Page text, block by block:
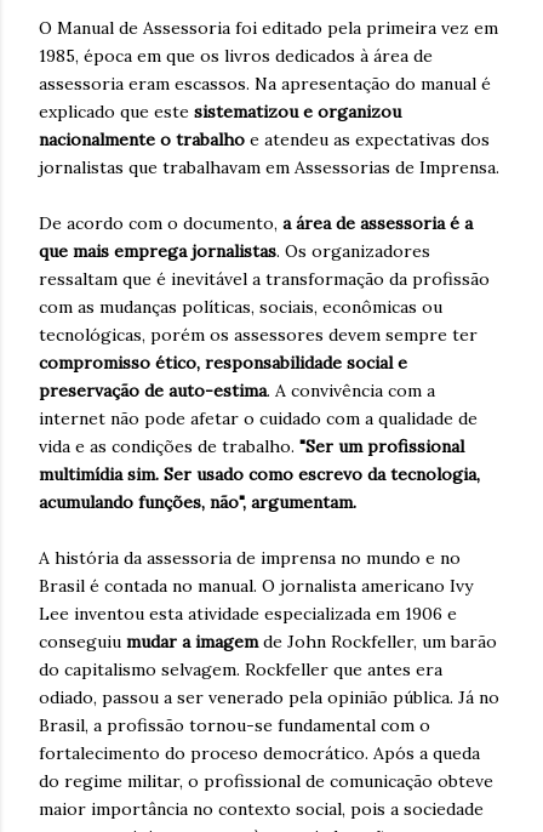
O Manual de Assessoria foi editado pela primeira vez em
1985, época em que os livros dedicados à área de
assessoria eram escassos. Na apresentação do manual é
explicado que este sistematizou e organizou
nacionalmente o trabalho e atendeu as expectativas dos
jornalistas que trabalhavam em Assessorias de Imprensa.
De acordo com o documento, a área de assessoria é a
que mais emprega jornalistas. Os organizadores
ressaltam que é inevitável a transformação da profissão
com as mudanças políticas, sociais, econômicas ou
tecnológicas, porém os assessores devem sempre ter
compromisso ético, responsabilidade social e
preservação de auto-estima. A convivência com a
internet não pode afetar o cuidado com a qualidade de
vida e as condições de trabalho. "Ser um profissional
multimídia sim. Ser usado como escrevo da tecnologia,
acumulando funções, não", argumentam.
A história da assessoria de imprensa no mundo e no
Brasil é contada no manual. O jornalista americano Ivy
Lee inventou esta atividade especializada em 1906 e
conseguiu mudar a imagemde John Rockfeller, um barão
do capitalismo selvagem. Rockfeller que antes era
odiado, passou a ser venerado pela opinião pública. Já no
Brasil, a profissão tornou-se fundamental com o
fortalecimento do proceso democrático. Após a queda
do regime militar, o profissional de comunicação obteve
maior importância no contexto social, pois a sociedade